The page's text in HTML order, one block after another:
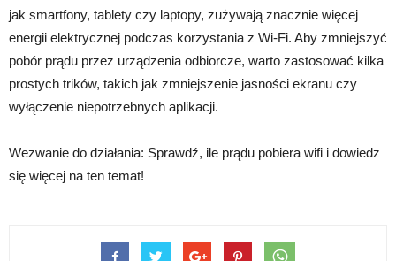
jak smartfony, tablety czy laptopy, zużywają znacznie więcej
energii elektrycznej podczas korzystania z Wi-Fi. Aby zmniejszyć
pobór prądu przez urządzenia odbiorcze, warto zastosować kilka
prostych trików, takich jak zmniejszenie jasności ekranu czy
wyłączenie niepotrzebnych aplikacji.
Wezwanie do działania: Sprawdź, ile prądu pobiera wifi i dowiedz
się więcej na ten temat!